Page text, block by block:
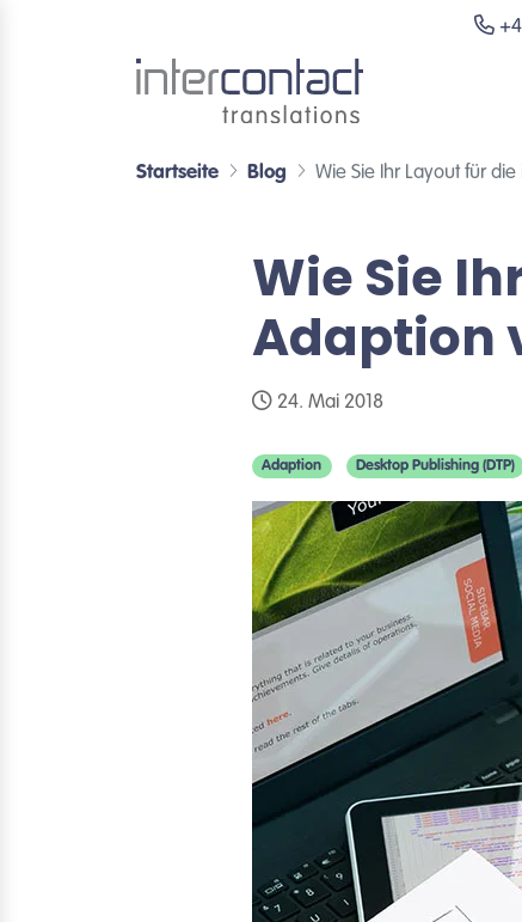
Startseite Blog Wie Sie Ihr Layout für
Wie Sie
Adaption
24. Mai 2018
Adaption Desktop Publishing (DTP)